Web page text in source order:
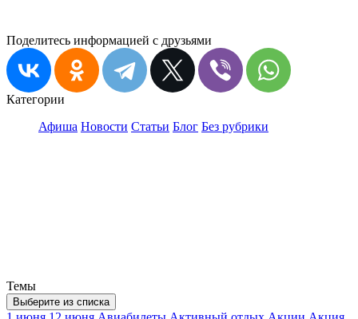
Поделитесь информацией с друзьями
Категории
Афиша Новости Статьи Блог Без рубрики
Темы
Выберите из списка